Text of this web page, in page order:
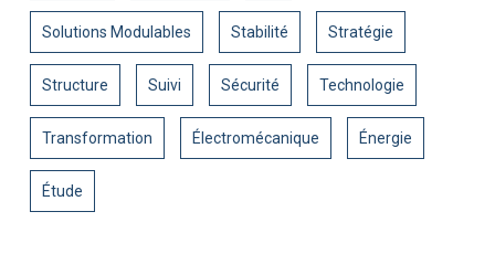
Solutions Modulables Stabilité Stratégie
Structure Suivi Sécurité Technologie
Transformation Électromécanique Énergie
Étude